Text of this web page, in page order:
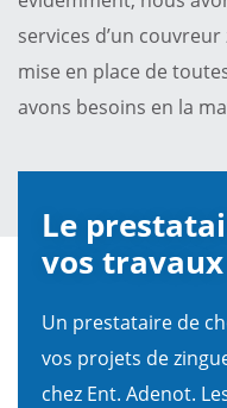
services d’un
mise en place de
avons besoins en la
Le
vos travaux
Un prestataire de
vos projets de
chez Ent. Adenot.